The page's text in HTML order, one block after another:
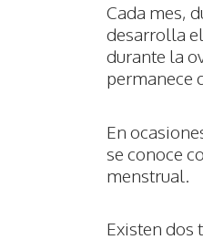
Cada mes,
desarrolla
durante la
permanece
En
se conoce
menstrual.
Existen dos